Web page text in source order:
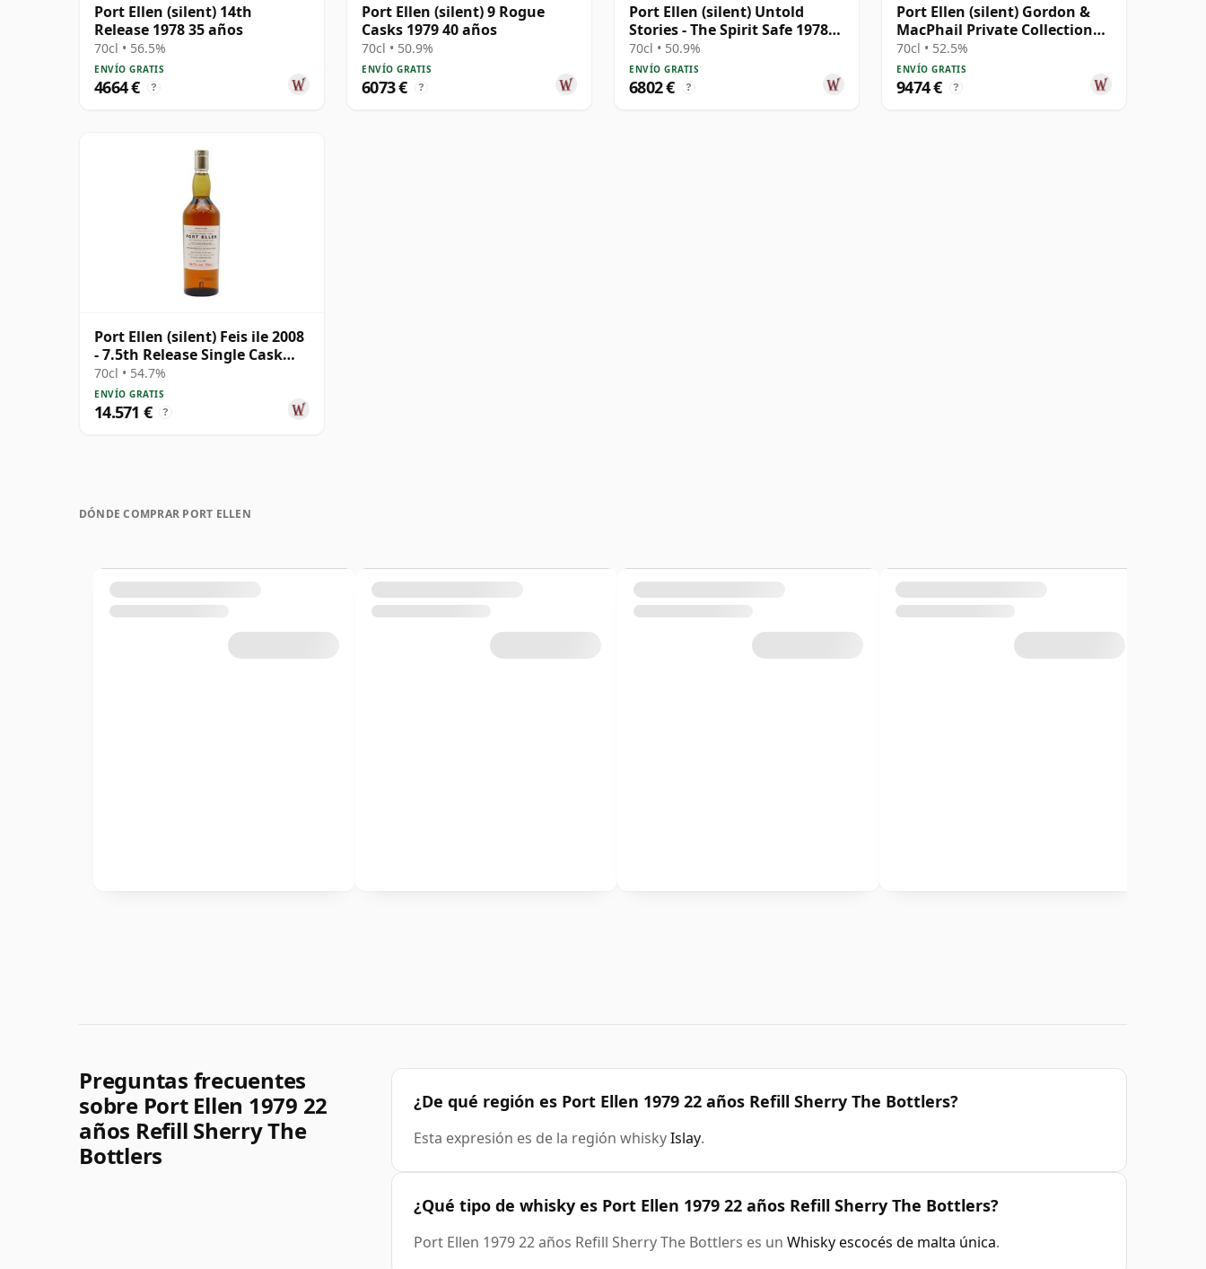
Port Ellen (silent) 14th
Release 1978 35 años
70cl • 56.5%
ENVÍO GRATIS
4664 € ?
Port Ellen (silent) 9 Rogue
Casks 1979 40 años
70cl • 50.9%
ENVÍO GRATIS
6073 € ?
Port Ellen (silent) Untold
Stories - The Spirit Safe 1978
39 años
70cl • 50.9%
ENVÍO GRATIS
6802 € ?
Port Ellen (silent) Gordon &
MacPhail Private Collection
Single Cask # 1981 42 años
70cl • 52.5%
ENVÍO GRATIS
9474 € ?
Port Ellen (silent) Feis ile 2008
- 7.5th Release Single Cask
1981 27 años
70cl • 54.7%
ENVÍO GRATIS
14.571 € ?
DÓNDE COMPRAR PORT ELLEN
Preguntas frecuentes
sobre Port Ellen 1979 22
años Refill Sherry The
Bottlers
¿De qué región es Port Ellen 1979 22 años Refill Sherry The Bottlers?
Esta expresión es de la región whiskyIslay.
¿Qué tipo de whisky es Port Ellen 1979 22 años Refill Sherry The Bottlers?
Port Ellen 1979 22 años Refill Sherry The Bottlers es un Whisky escocés de malta única.